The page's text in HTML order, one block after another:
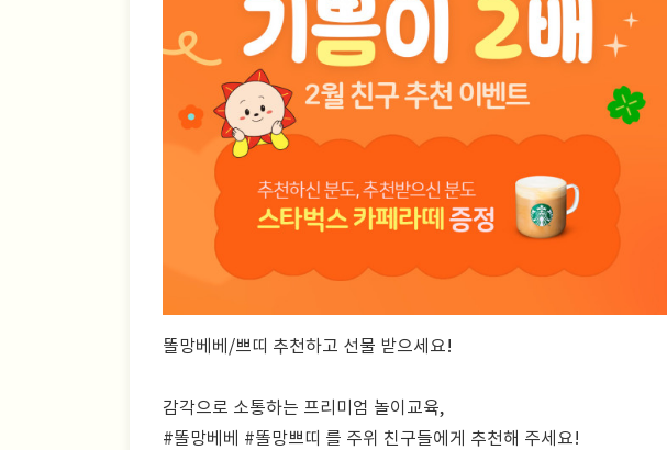
똘망베베/쁘띠 추천하고 선물 받으세요!
감각으로 소통하는 프리미엄 놀이교육,
#똘망베베 #똘망쁘띠 를 주위 친구들에게 추천해 주세요!